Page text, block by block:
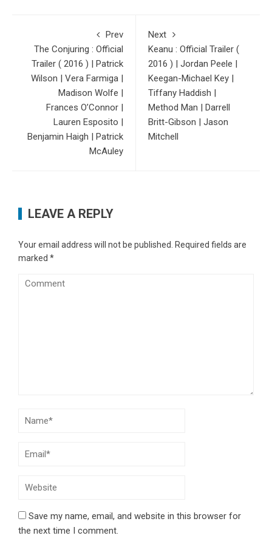
Prev
The Conjuring : Official
Trailer ( 2016 ) | Patrick
Wilson | Vera Farmiga |
Madison Wolfe |
Frances O’Connor |
Lauren Esposito |
Benjamin Haigh | Patrick
McAuley
Next
Keanu : Official Trailer (
2016 ) | Jordan Peele |
Keegan-Michael Key |
Tiffany Haddish |
Method Man | Darrell
Britt-Gibson | Jason
Mitchell
LEAVE A REPLY
Your email address will not be published.
Required fields are
marked *
Save my name, email, and website in this browser for
the next time I comment.